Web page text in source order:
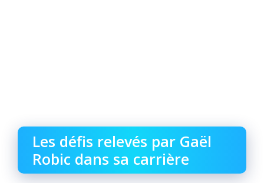
Les défis relevés par Gaël
Robic dans sa carrière